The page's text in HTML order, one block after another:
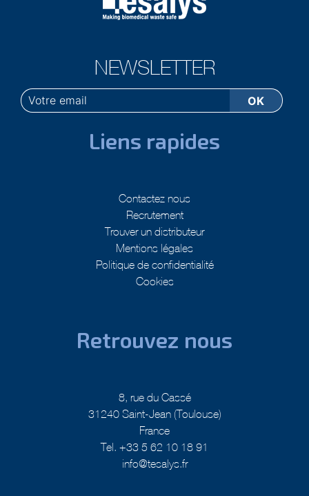
NEWSLETTER
Liens rapides
Contactez nous
Recrutement
Trouver un distributeur
Mentions légales
Politique de confidentialité
Cookies
Retrouvez nous
8, rue du Cassé
31240 Saint-Jean (Toulouse)
France
Tel. +33 5 62 10 18 91
info@tesalys.fr